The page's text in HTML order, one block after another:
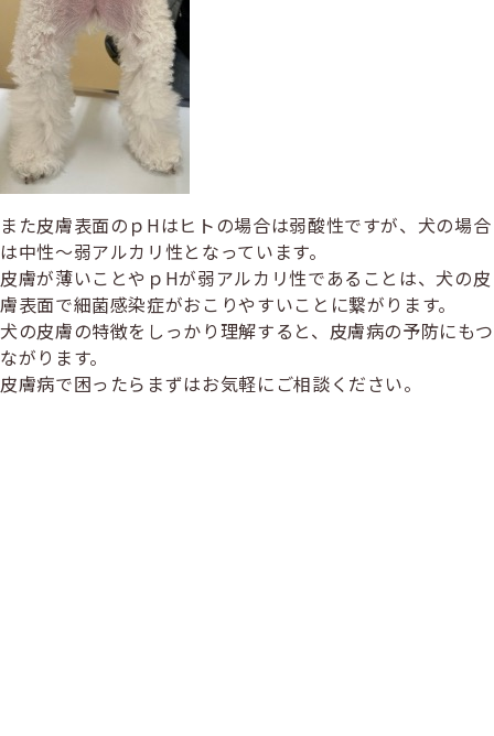
また皮膚表面のｐHはヒトの場合は弱酸性ですが、犬の場合
は中性〜弱アルカリ性となっています。
皮膚が薄いことやｐHが弱アルカリ性であることは、犬の皮
膚表面で細菌感染症がおこりやすいことに繋がります。
犬の皮膚の特徴をしっかり理解すると、皮膚病の予防にもつ
ながります。
皮膚病で困ったらまずはお気軽にご相談ください。